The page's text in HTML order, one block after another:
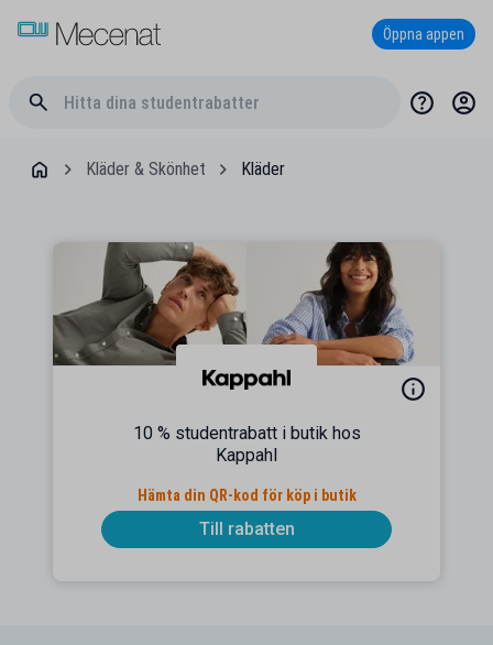
Öppna appen
Kläder & Skönhet Kläder
10 % studentrabatt i butik hos
Kappahl
Hämta din QR-kod för köp i butik
Till rabatten